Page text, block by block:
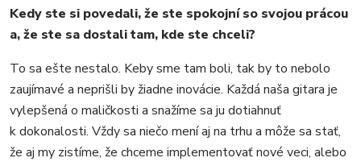
Kedy ste si povedali, že ste spokojní so svojou prácou
a, že ste sa dostali tam, kde ste chceli?
To sa ešte nestalo. Keby sme tam boli, tak by to nebolo
zaujímavé a neprišli by žiadne inovácie. Každá naša gitara je
vylepšená o maličkosti a snažíme sa ju dotiahnuť
k dokonalosti. Vždy sa niečo mení aj na trhu a môže sa stať,
že aj my zistíme, že chceme implementovať nové veci, alebo